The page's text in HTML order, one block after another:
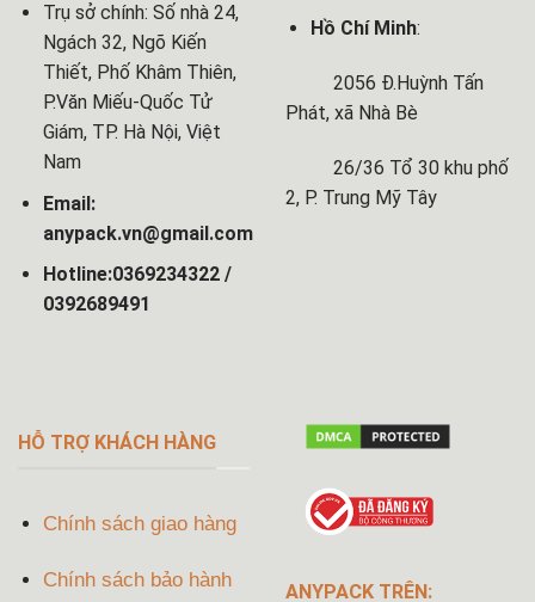
Trụ sở chính: Số nhà 24,
Ngách 32, Ngõ Kiến
Thiết, Phố Khâm Thiên,
P.Văn Miếu-Quốc Tử
Giám, TP. Hà Nội, Việt
Nam
Email:
anypack.vn@gmail.com
Hotline:0369234322 /
0392689491
Hồ Chí Minh:
2056 Đ.Huỳnh Tấn
Phát, xã Nhà Bè
26/36 Tổ 30 khu phố
2, P. Trung Mỹ Tây
HỖ TRỢ KHÁCH HÀNG
Chính sách giao hàng
Chính sách bảo hành
ANYPACK TRÊN: